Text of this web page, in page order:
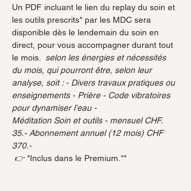
Un PDF incluant le lien du replay du soin et
les outils prescrits* par les MDC sera
disponible dès le lendemain du soin en
direct, pour vous accompagner durant tout
le mois.
selon les énergies et nécessités
du mois, qui pourront être, selon leur
analyse, soit : - Divers travaux pratiques ou
enseignements - Prière - Code vibratoires
pour dynamiser l'eau -
Méditation Soin et outils - mensuel CHF.
35.- Abonnement annuel (12 mois) CHF
370.-
👉 *Inclus dans le Premium.**